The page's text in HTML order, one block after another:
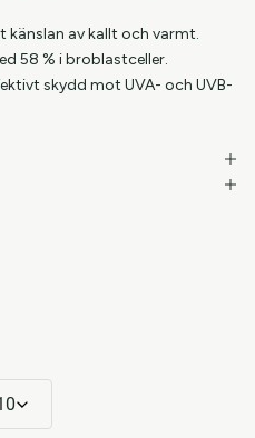
känslan av kallt och varmt.
58 % i broblastceller.
skydd mot UVA- och UVB-